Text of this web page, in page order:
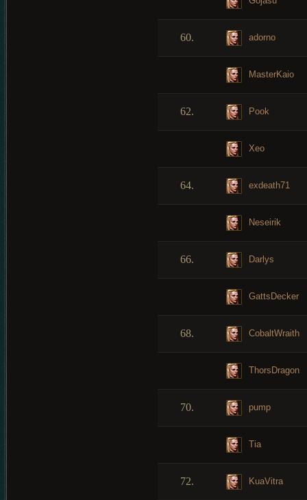
60. adorno
MasterKaio
62. Pook
Xeo
64. exdeath71
Neseirik
66. Darlys
GattsDecker
68. CobaltWraith
ThorsDragon
70. pump
Tia
72. KuaVitra